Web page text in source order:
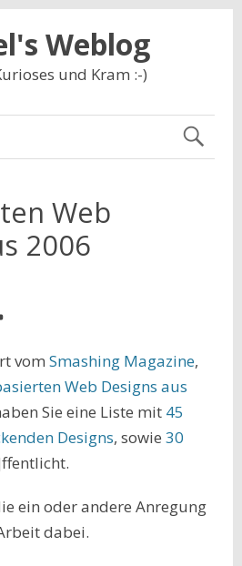
Weblog
und Kram :-)
Web
2006
vom Smashing Magazine,
Web Designs aus
Sie eine Liste mit 45
Designs, sowie 30
ein oder andere Anregung
dabei.